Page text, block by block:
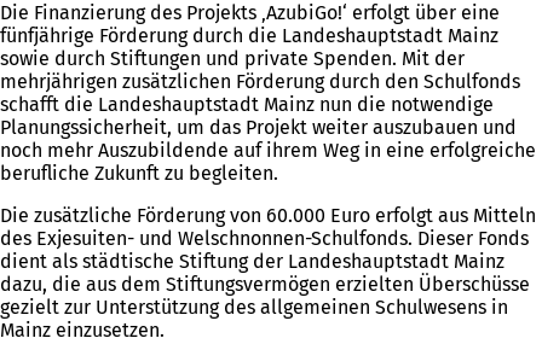
Die Finanzierung des Projekts ‚AzubiGo!‘ erfolgt über eine
fünfjährige Förderung durch die Landeshauptstadt Mainz
sowie durch Stiftungen und private Spenden. Mit der
mehrjährigen zusätzlichen Förderung durch den Schulfonds
schafft die Landeshauptstadt Mainz nun die notwendige
Planungssicherheit, um das Projekt weiter auszubauen und
noch mehr Auszubildende auf ihrem Weg in eine erfolgreiche
berufliche Zukunft zu begleiten.
Die zusätzliche Förderung von 60.000 Euro erfolgt aus Mitteln
des Exjesuiten- und Welschnonnen-Schulfonds. Dieser Fonds
dient als städtische Stiftung der Landeshauptstadt Mainz
dazu, die aus dem Stiftungsvermögen erzielten Überschüsse
gezielt zur Unterstützung des allgemeinen Schulwesens in
Mainz einzusetzen.